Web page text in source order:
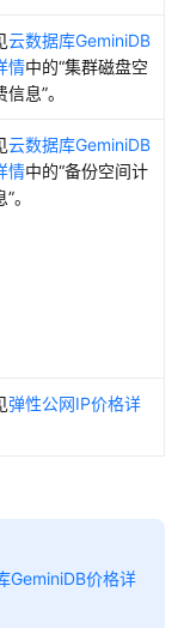
云数据库GeminiDB
情中的“集群磁盘空
息”。
云数据库GeminiDB
情中的“备份空间计
。
弹性公网IP价格详
GeminiDB价格详